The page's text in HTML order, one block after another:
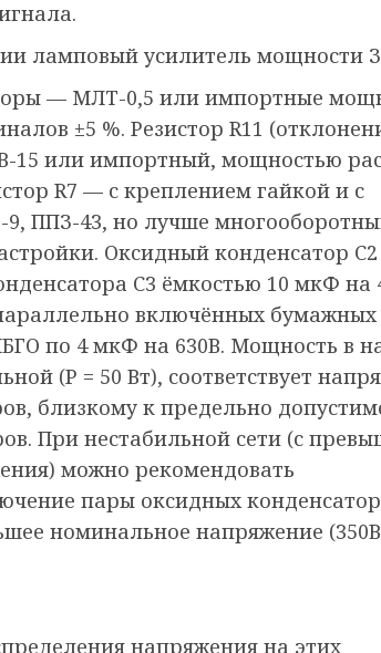
ламповый усилитель мощности
— МЛТ-0,5 или импортные
±5 %. Резистор R11
15 или импортный, мощностью
R7 — с креплением гайкой и с
ППЗ-43, но лучше
Оксидный конденсатор
С3 ёмкостью 10 мкФ на
включённых бумажных
по 4 мкФ на 630В. Мощность в
(Р = 50 Вт), соответствует
близкому к предельно
При нестабильной сети (с
можно рекомендовать
пары оксидных
номинальное напряжение
напряжения на этих